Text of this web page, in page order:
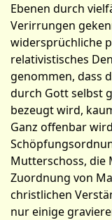
Ebenen durch
Verirrungen
widersprüchliche
relativistisches
genommen, dass
durch Gott selbst
bezeugt wird,
Ganz offenbar
Mutterschoss, die
Zuordnung von
christlichen
nur einige